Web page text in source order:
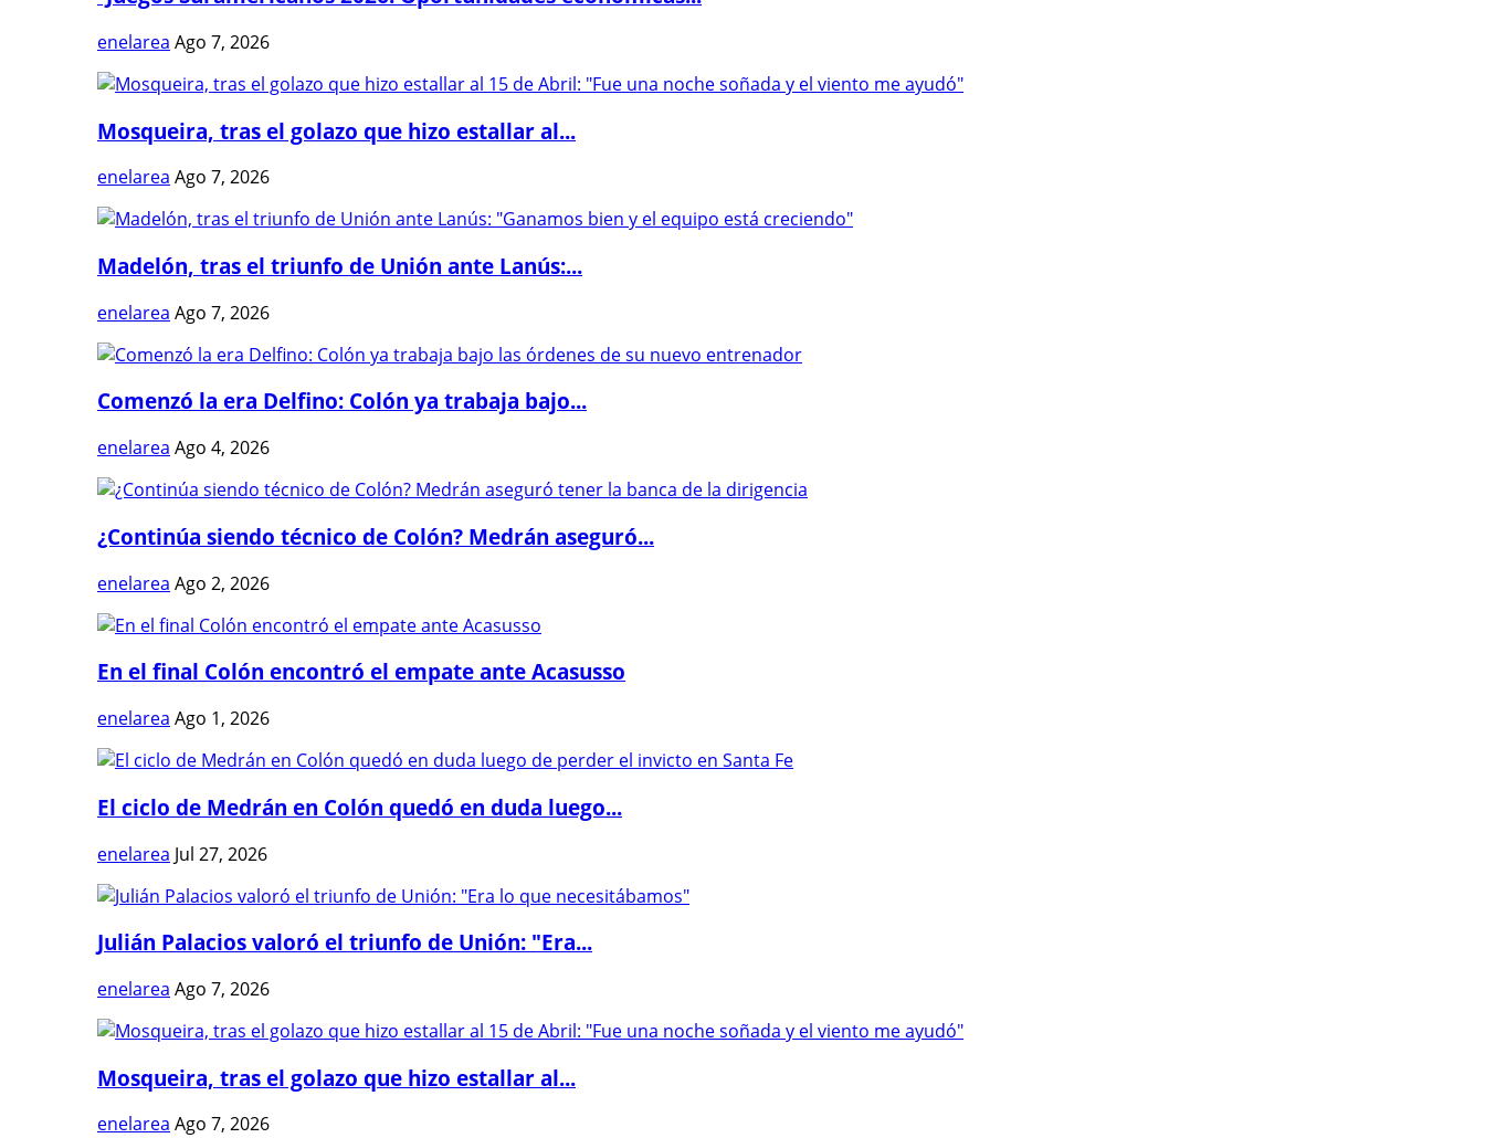
enelarea Ago 7, 2026
Mosqueira, tras el golazo que hizo estallar al...
enelarea Ago 7, 2026
Madelón, tras el triunfo de Unión ante Lanús:...
enelarea Ago 7, 2026
Comenzó la era Delfino: Colón ya trabaja bajo...
enelarea Ago 4, 2026
¿Continúa siendo técnico de Colón? Medrán aseguró...
enelarea Ago 2, 2026
En el final Colón encontró el empate ante Acasusso
enelarea Ago 1, 2026
El ciclo de Medrán en Colón quedó en duda luego...
enelarea Jul 27, 2026
Julián Palacios valoró el triunfo de Unión: "Era...
enelarea Ago 7, 2026
Mosqueira, tras el golazo que hizo estallar al...
enelarea Ago 7, 2026